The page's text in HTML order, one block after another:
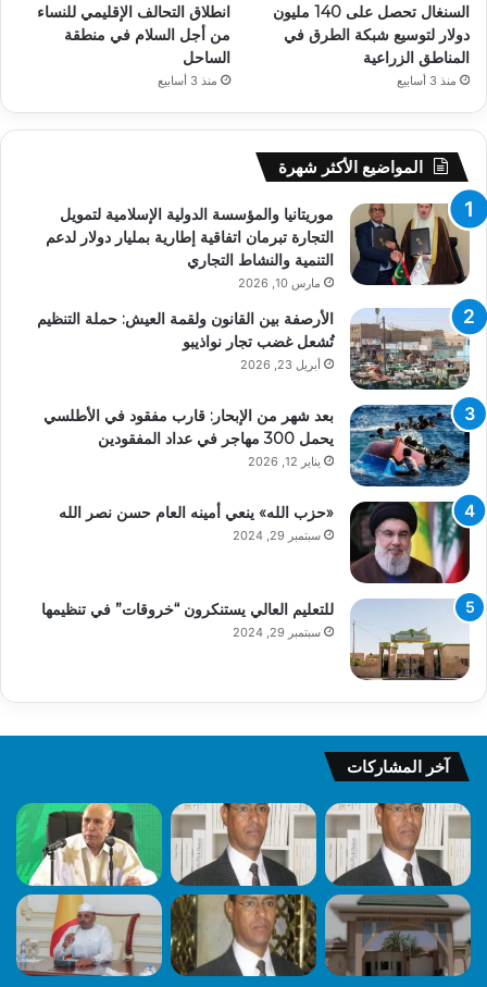
السنغال تحصل على 140 مليون
دولار لتوسيع شبكة الطرق في
المناطق الزراعية
منذ 3 أسابيع
انطلاق التحالف الإقليمي للنساء
من أجل السلام في منطقة
الساحل
منذ 3 أسابيع
المواضيع الأكثر شهرة
موريتانيا والمؤسسة الدولية الإسلامية لتمويل
التجارة تبرمان اتفاقية إطارية بمليار دولار لدعم
التنمية والنشاط التجاري
مارس 10, 2026
الأرصفة بين القانون ولقمة العيش: حملة التنظيم
تُشعل غضب تجار نواذيبو
أبريل 23, 2026
بعد شهر من الإبحار: قارب مفقود في الأطلسي
يحمل 300 مهاجر في عداد المفقودين
يناير 12, 2026
«حزب الله» ينعي أمينه العام حسن نصر الله
سبتمبر 29, 2024
للتعليم العالي يستنكرون “خروقات” في تنظيمها
سبتمبر 29, 2024
آخر المشاركات